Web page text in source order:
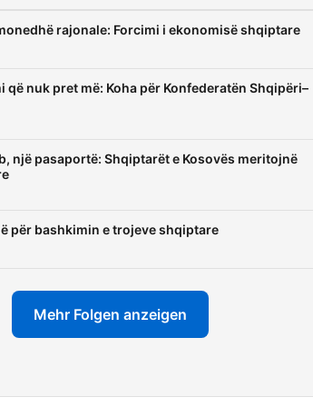
levizja.al 📣 Ndaje
rajonale: Forcimi i ekonomisë shqiptare
që nuk pret më: Koha për Konfederatën Shqipëri–
një pasaportë: Shqiptarët e Kosovës meritojnë
për bashkimin e trojeve shqiptare
Mehr Folgen anzeigen